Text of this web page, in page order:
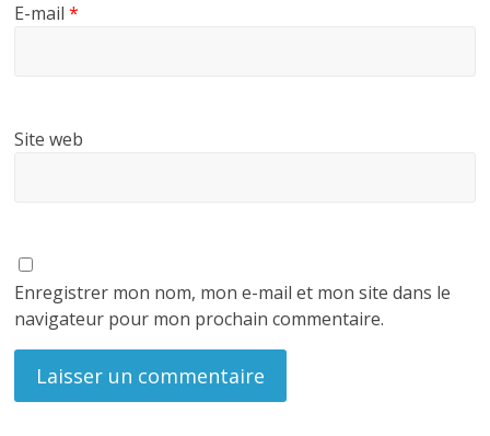
E-mail*
Site web
Enregistrer mon nom, mon e-mail et mon site dans le
navigateur pour mon prochain commentaire.